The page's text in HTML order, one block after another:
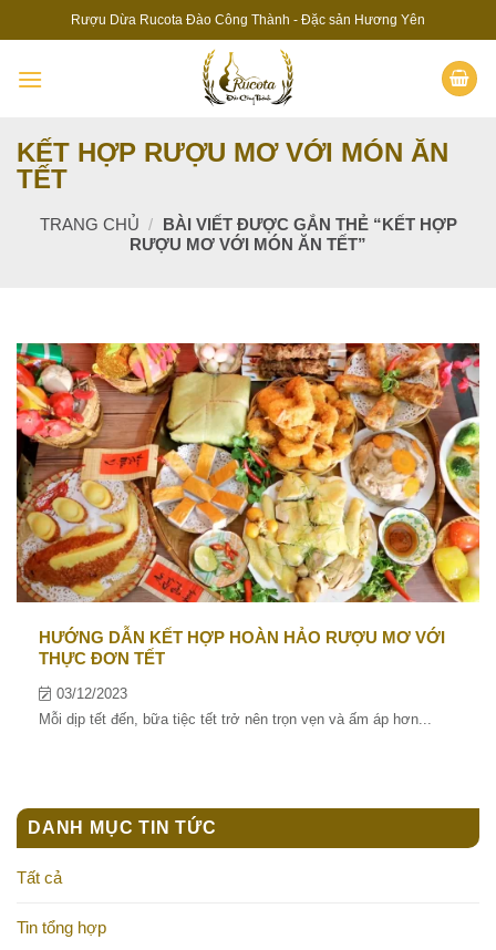
to
content
Rượu Dừa Rucota Đào Công Thành - Đặc sản Hương Yên
KẾT HỢP RƯỢU MƠ VỚI MÓN ĂN
TẾT
TRANG CHỦ / BÀI VIẾT ĐƯỢC GẮN THẺ “KẾT HỢP
RƯỢU MƠ VỚI MÓN ĂN TẾT”
HƯỚNG DẪN KẾT HỢP HOÀN HẢO RƯỢU MƠ VỚI
THỰC ĐƠN TẾT
Mỗi dịp tết đến, bữa tiệc tết trở nên trọn vẹn và ấm áp hơn...
03/12/2023
DANH MỤC TIN TỨC
Tất cả
Tin tổng hợp